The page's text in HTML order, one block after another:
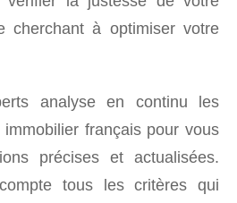
cherchant à optimiser votre
analyse en continu les
français pour vous
précises et actualisées.
tous les critères qui